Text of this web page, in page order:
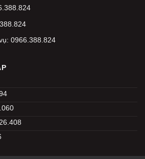
0966.388.824
26.408